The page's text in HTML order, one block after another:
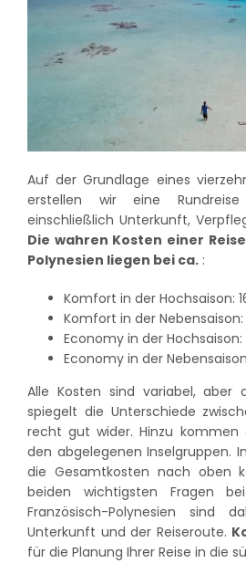
Auf der Grundlage eines
erstellen wir eine
einschließlich Unterkunft,
Die wahren Kosten einer
Polynesien liegen bei ca. :
Komfort in der Hochsaison:
Komfort in der Nebensaison:
Economy in der Hochsaison:
Economy in der
Alle Kosten sind variabel, aber
spiegelt die Unterschiede
recht gut wider. Hinzu kommen
den abgelegenen Inselgruppen.
die Gesamtkosten nach oben
beiden wichtigsten Fragen
Französisch-Polynesien sind
Unterkunft und der Reiseroute.
für die Planung Ihrer Reise in die